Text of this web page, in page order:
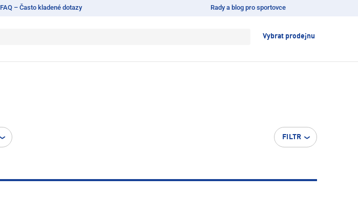
FAQ – Často kladené dotazy Rady a blog pro sportovce
Vybrat prodejnu
FILTR